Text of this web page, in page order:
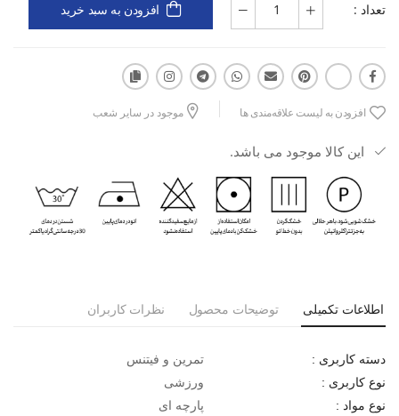
تعداد : افزودن به سبد خرید
افزودن به لیست علاقه‌مندی ها موجود در سایر شعب
این کالا موجود می باشد.
اطلاعات تکمیلی توضیحات محصول نظرات کاربران
دسته کاربری : تمرین و فیتنس
نوع کاربری : ورزشی
نوع مواد : پارچه ای